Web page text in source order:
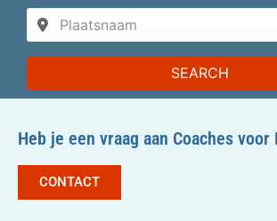
SEARCH
Heb je een vraag aan Coaches voor
CONTACT